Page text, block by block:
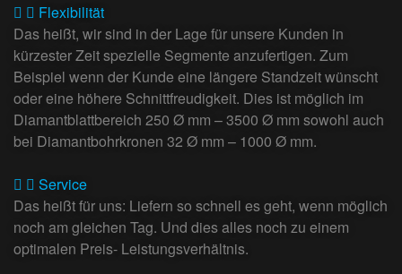
Flexibilität
Das heißt, wir sind in der Lage für unsere Kunden in
kürzester Zeit spezielle Segmente anzufertigen. Zum
Beispiel wenn der Kunde eine längere Standzeit wünscht
oder eine höhere Schnittfreudigkeit. Dies ist möglich im
Diamantblattbereich 250 Ø mm – 3500 Ø mm sowohl auch
bei Diamantbohrkronen 32 Ø mm – 1000 Ø mm.
Service
Das heißt für uns: Liefern so schnell es geht, wenn möglich
noch am gleichen Tag. Und dies alles noch zu einem
optimalen Preis- Leistungsverhältnis.